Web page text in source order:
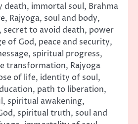
death, immortal soul, Brahma
Rajyoga, soul and body,
secret to avoid death, power
of God, peace and security,
spiritual progress,
transformation, Rajyoga
of life, identity of soul,
path to liberation,
spiritual awakening,
spiritual truth, soul and